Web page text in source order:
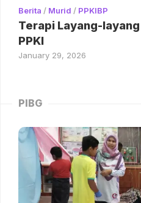
Berita / Murid / PPKIBP
Terapi Layang-
PPKI
January 29, 2026
PIBG